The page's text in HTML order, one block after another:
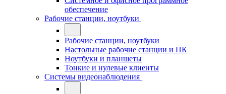
обеспечение
Рабочие станции, ноутбуки
Рабочие станции, ноутбуки
Настольные рабочие станции и ПК
Ноутбуки и планшеты
Тонкие и нулевые клиенты
Системы видеонаблюдения